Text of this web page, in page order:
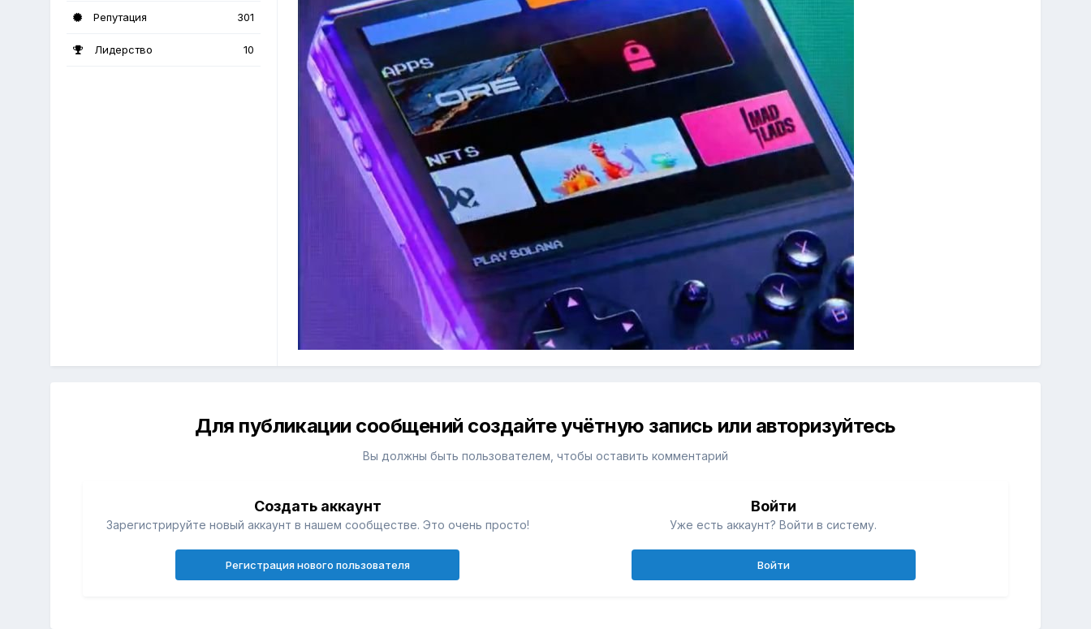
Репутация 301
Лидерство 10
Для публикации сообщений создайте учётную запись или авторизуйтесь
Вы должны быть пользователем, чтобы оставить комментарий
Создать аккаунт
Зарегистрируйте новый аккаунт в нашем сообществе. Это очень просто!
Регистрация нового пользователя
Войти
Уже есть аккаунт? Войти в систему.
Войти